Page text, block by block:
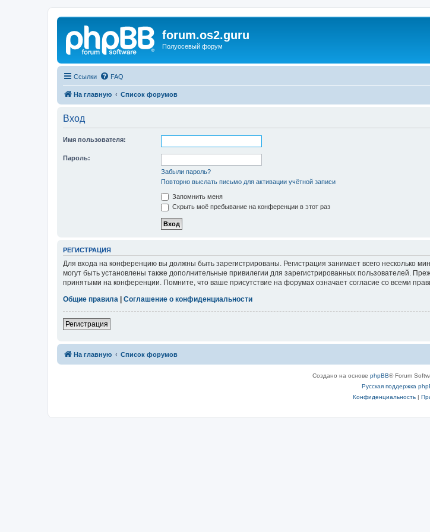
forum.os2.guru
Полуосевый форум
Ссылки FAQ
На главную Список форумов
Вход
Имя пользователя:
Пароль:
Забыли пароль?
Повторно выслать письмо для активации учётной записи
Запомнить меня
Скрыть моё пребывание на конференции в этот раз
РЕГИСТРАЦИЯ
Для входа на конференцию вы должны быть зарегистрированы. Регистрация занимает всего несколько
могут быть установлены также дополнительные привилегии для зарегистрированных пользователей.
принятыми на конференции. Помните, что ваше присутствие на форумах означает согласие со всеми
Общие правила
Соглашение о конфиденциальности
Регистрация
На главную Список форумов
Создано на основе phpBB® Forum
Русская поддержка
Конфиденциальность|